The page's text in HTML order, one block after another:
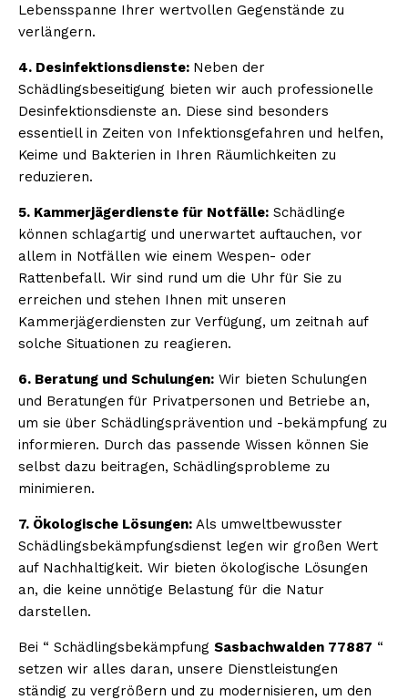
Lebensspanne Ihrer wertvollen Gegenstände zu
verlängern.
4. Desinfektionsdienste: Neben der
Schädlingsbeseitigung bieten wir auch professionelle
Desinfektionsdienste an. Diese sind besonders
essentiell in Zeiten von Infektionsgefahren und helfen,
Keime und Bakterien in Ihren Räumlichkeiten zu
reduzieren.
5. Kammerjägerdienste für Notfälle: Schädlinge
können schlagartig und unerwartet auftauchen, vor
allem in Notfällen wie einem Wespen- oder
Rattenbefall. Wir sind rund um die Uhr für Sie zu
erreichen und stehen Ihnen mit unseren
Kammerjägerdiensten zur Verfügung, um zeitnah auf
solche Situationen zu reagieren.
6. Beratung und Schulungen: Wir bieten Schulungen
und Beratungen für Privatpersonen und Betriebe an,
um sie über Schädlingsprävention und -bekämpfung zu
informieren. Durch das passende Wissen können Sie
selbst dazu beitragen, Schädlingsprobleme zu
minimieren.
7. Ökologische Lösungen: Als umweltbewusster
Schädlingsbekämpfungsdienst legen wir großen Wert
auf Nachhaltigkeit. Wir bieten ökologische Lösungen
an, die keine unnötige Belastung für die Natur
darstellen.
Bei “ Schädlingsbekämpfung Sasbachwalden 77887 “
setzen wir alles daran, unsere Dienstleistungen
ständig zu vergrößern und zu modernisieren, um den